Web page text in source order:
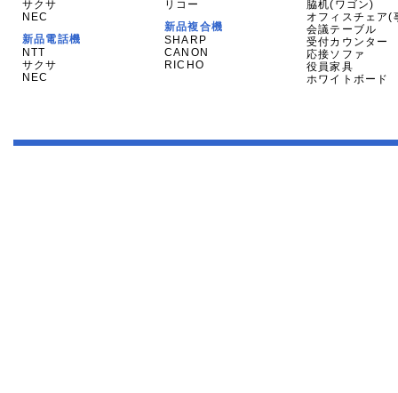
サクサ
NEC
新品電話機
NTT
サクサ
NEC
リコー
新品複合機
SHARP
CANON
RICHO
脇机(ワゴン)
オフィスチェア(
会議テーブル
受付カウンター
応接ソファ
役員家具
ホワイトボード